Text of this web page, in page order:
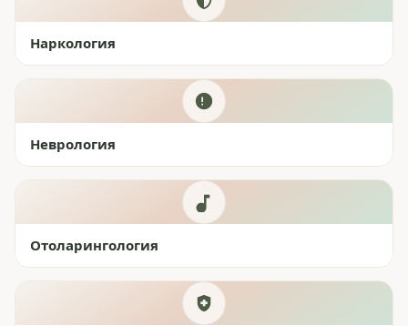
Наркология
Неврология
Отоларингология